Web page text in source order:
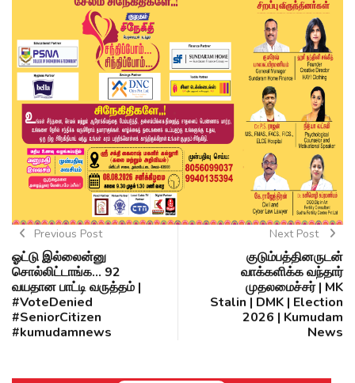
Previous Post
ஓட்டு இல்லைன்னு
சொல்லிட்டாங்க... 92
வயதான பாட்டி வருத்தம் |
#VoteDenied
#SeniorCitizen
#kumudamnews
Next Post
குடும்பத்தினருடன்
வாக்களிக்க வந்தார்
முதலமைச்சர் | MK
Stalin | DMK | Election
2026 | Kumudam
News